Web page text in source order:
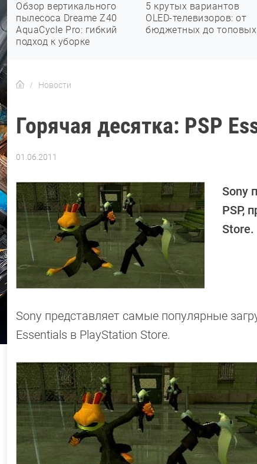
Обзор вертикального
пылесоса Dreame Z40
AquaCycle Pro: гибкий
подход к уборке
5 крутых вариантов
OLED-телевизоров: от
бюджетных до топовых
Новости
Горячая десятка: PSP
01.06.2011
Sony
PSP,
Store.
Sony представляет самые популярные
Essentials в PlayStation Store.